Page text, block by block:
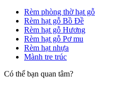
Rèm phòng thờ hạt gỗ
Rèm hạt gỗ Bồ Đề
Rèm hạt gỗ Hương
Rèm hạt gỗ Pơ mu
Rèm hạt nhựa
Mành tre trúc
Có thể bạn quan tâm?